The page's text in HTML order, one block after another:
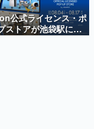
ー数万以上！ などな
渾身の“殿堂入り”記
公式ライセンス・ポ
ストアが池袋駅にて
開催。夏のアパレル